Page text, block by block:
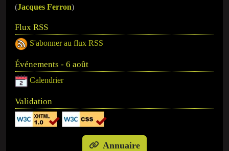
(Jacques Ferron)
Flux RSS
S'abonner au flux RSS
Événements - 6 août
Calendrier
Validation
Annuaire